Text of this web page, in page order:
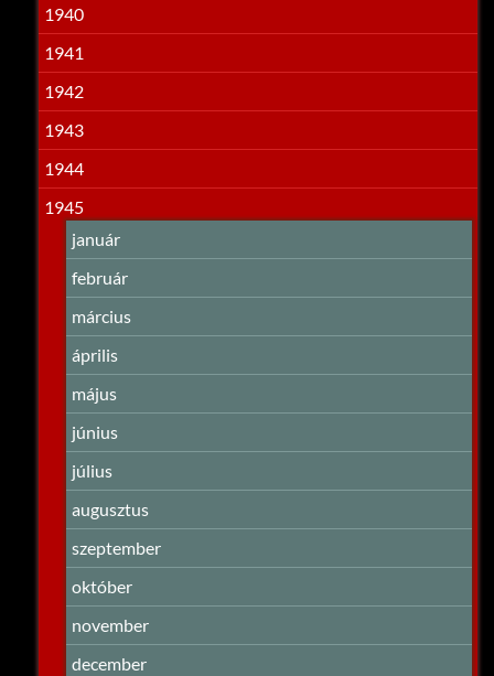
1940
1941
1942
1943
1944
1945
január
február
március
április
május
június
július
augusztus
szeptember
október
november
december